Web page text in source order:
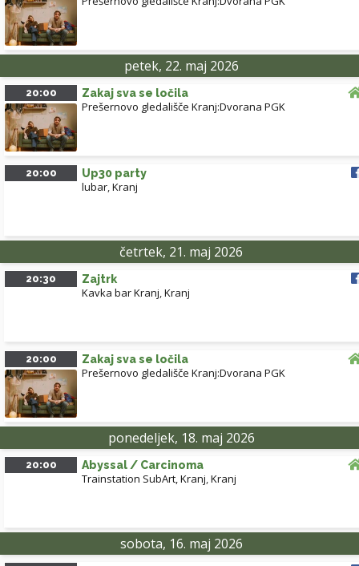
petek, 22. maj 2026
20:00 Zakaj sva se ločila
Prešernovo gledališče Kranj:Dvorana PGK
20:00 Up30 party
lubar,Kranj
četrtek, 21. maj 2026
20:30 Zajtrk
Kavka bar Kranj,Kranj
20:00 Zakaj sva se ločila
Prešernovo gledališče Kranj:Dvorana PGK
ponedeljek, 18. maj 2026
20:00 Abyssal / Carcinoma
Trainstation SubArt, Kranj,Kranj
sobota, 16. maj 2026